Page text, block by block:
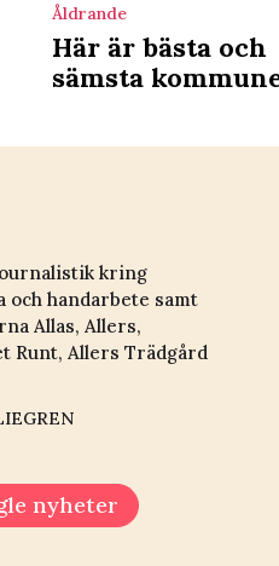
Åldrande
Här är bästa och
sämsta
i botten
kring
och handarbete samt
Allas, Allers,
Runt, Allers Trädgård
nyheter